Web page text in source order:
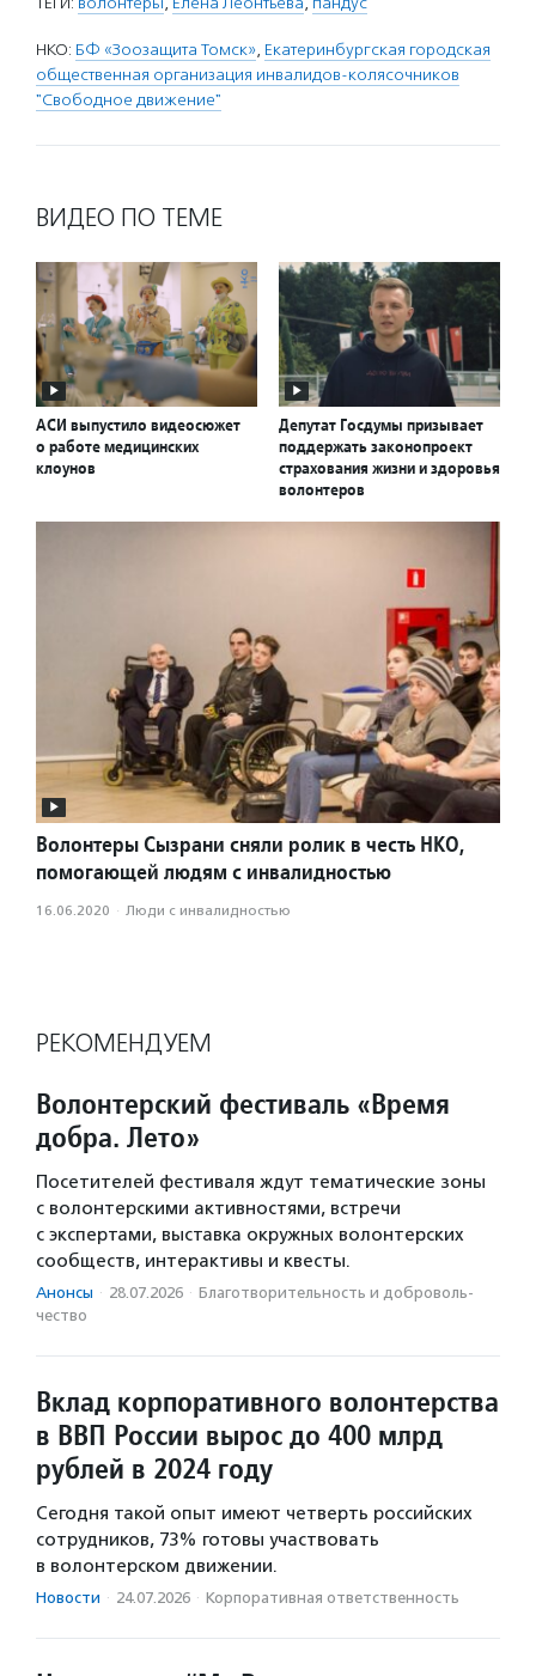
НКО: БФ «Зоозащита Томск», Екатеринбургская городская
общественная организация инвалидов-колясочников
"Свободное движение"
ВИДЕО ПО ТЕМЕ
АСИ выпустило видеосюжет
о работе медицинских
клоунов
Депутат Госдумы призывает
поддержать законопроект
страхования жизни и здоровья
волонтеров
Волонтеры Сызрани сняли ролик в честь НКО,
помогающей людям с инвалидностью
16.06.2020 · Люди с инвалидностью
РЕКОМЕНДУЕМ
Волонтерский фестиваль «Время
добра. Лето»
Посетителей фестиваля ждут тематические зоны
с волонтерскими активностями, встречи
с экспертами, выставка окружных волонтерских
сообществ, интерактивы и квесты.
Анонсы · 28.07.2026 · Благотвори­тель­ность и доброволь­
чест­во
Вклад корпоративного волонтерства
в ВВП России вырос до 400 млрд
рублей в 2024 году
Сегодня такой опыт имеют четверть российских
сотрудников, 73% готовы участвовать
в волонтерском движении.
Новости · 24.07.2026 · Корпоративная ответственность